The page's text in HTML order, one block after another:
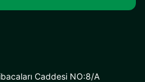
Caddesi NO:8/A